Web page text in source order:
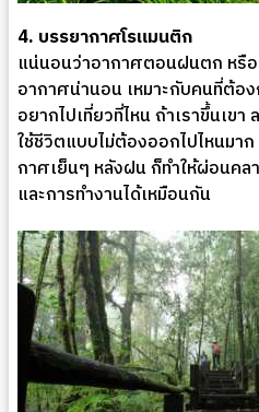
4. บรรยากาศโรแมนติก
แน่นอนว่าอากาศตอนฝนตก หรื
อากาศน่านอน เหมาะกับคนที่ต้อ
อยากไปเที่ยวที่ไหน ถ้าเราขึ้นเข
ใช้ชีวิตแบบไม่ต้องออกไปไหนม
กาศเย็นๆ หลังฝน ก็ทำให้ผ่อนคล
และการทำงานได้เหมือนกัน